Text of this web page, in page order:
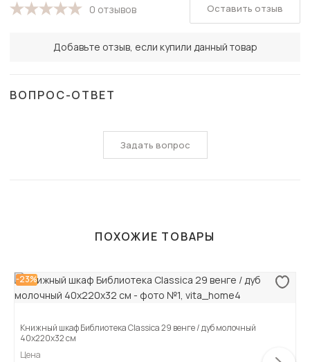
0 отзывов
Добавьте отзыв, если купили данный товар
Оставить отзыв
ВОПРОС-ОТВЕТ
Задать вопрос
ПОХОЖИЕ ТОВАРЫ
-23%
Книжный шкаф Библиотека Classica 29 венге / дуб молочный
40х220х32 см
Цена